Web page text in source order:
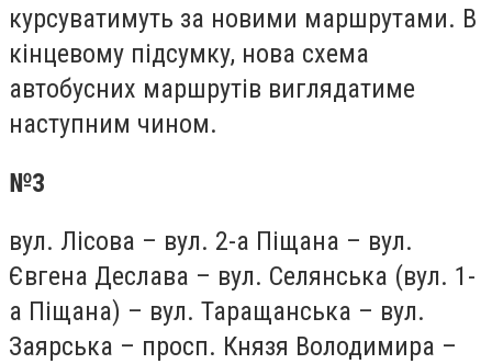
курсуватимуть за новими маршрутами. В
кінцевому підсумку, нова схема
автобусних маршрутів виглядатиме
наступним чином.
№3
вул. Лісова – вул. 2-а Піщана – вул.
Євгена Деслава – вул. Селянська (вул. 1-
а Піщана) – вул. Таращанська – вул.
Заярська – просп. Князя Володимира –